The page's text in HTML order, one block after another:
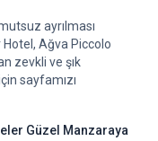
ayrılması
Ağva Piccolo
zevkli ve şık
sayfamızı
Güzel Manzaraya